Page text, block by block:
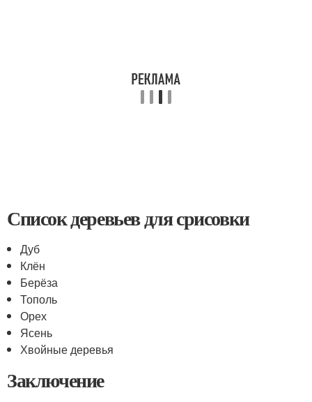
Список деревьев для срисовки
Дуб
Клён
Берёза
Тополь
Орех
Ясень
Хвойные деревья
Заключение